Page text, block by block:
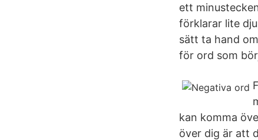
ett
förklarar lite
sätt ta hand
för ord som
kan komma
över dig är att